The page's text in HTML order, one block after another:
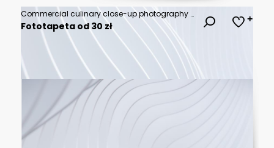
Commercial culinary close-up photography of a hand scooping cooked pinto beans with a metal ladle from an aluminum pressure cooker on a stovetop – Brazilian home cooking advertisement, packaged beans
Fototapeta od 30 zł